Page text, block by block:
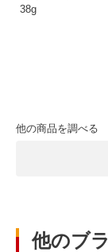
38g
他の商品を調べる
他のブ